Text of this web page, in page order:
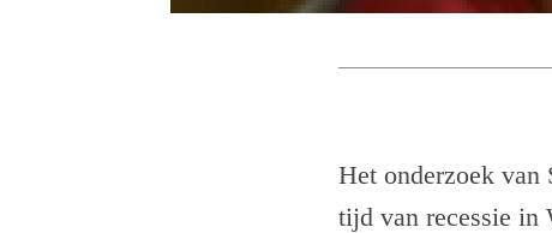
Het onderzoek van
tijd van recessie in